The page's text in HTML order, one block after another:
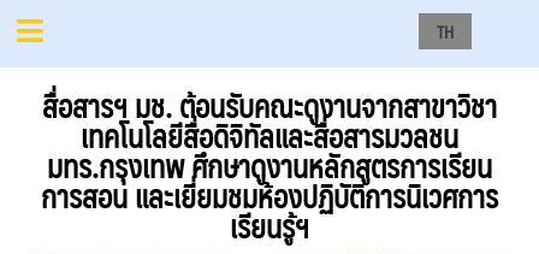
TH
สื่อสารฯ มช. ต้อนรับคณะดูงานจากสาขาวิชา
เทคโนโลยีสื่อดิจิทัลและสื่อสารมวลชน
มทร.กรุงเทพ ศึกษาดูงานหลักสูตรการเรียน
การสอน และเยี่ยมชมห้องปฏิบัติการนิเวศการ
เรียนรู้ฯ